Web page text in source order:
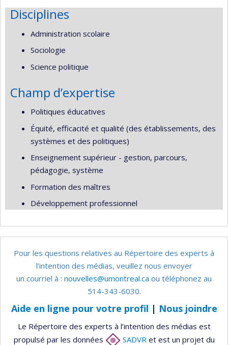
Disciplines
Administration scolaire
Sociologie
Science politique
Champ d’expertise
Politiques éducatives
Équité, efficacité et qualité (des établissements, des
systèmes et des politiques)
Enseignement supérieur - gestion, parcours,
pédagogie, système
Formation des maîtres
Développement professionnel
Pour les questions relatives au Répertoire des experts à
l’intention des médias, veuillez nous envoyer
un courriel à : nouvelles@umontreal.ca ou téléphonez au
514-343-6030.
Aide en ligne pour votre profil | Nous joindre
Le Répertoire des experts à l’intention des médias est
propulsé par les données
SADVR et est un projet du